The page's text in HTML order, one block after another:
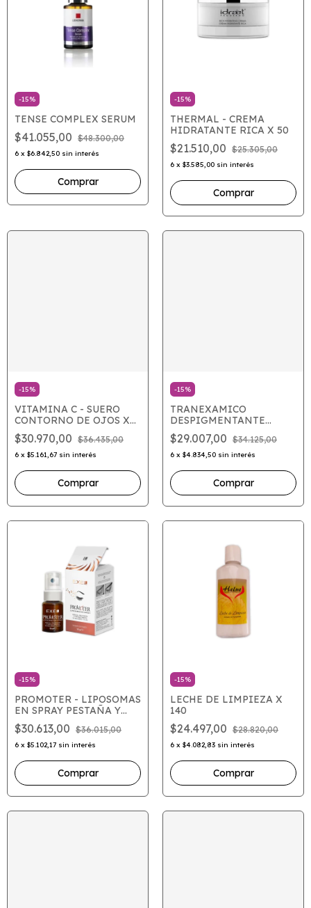
-15%
TENSE COMPLEX SERUM
$41.055,00 $48.300,00
6 x $6.842,50 sin interés
-15%
THERMAL - CREMA
HIDRATANTE RICA X 50
$21.510,00 $25.305,00
6 x $3.585,00 sin interés
-15%
VITAMINA C - SUERO
CONTORNO DE OJOS X
15
$30.970,00 $36.435,00
6 x $5.161,67 sin interés
-15%
TRANEXAMICO
DESPIGMENTANTE
FORMULA X 50
$29.007,00 $34.125,00
6 x $4.834,50 sin interés
-15%
PROMOTER - LIPOSOMAS
EN SPRAY PESTAÑA Y
CEJAS X 15
$30.613,00 $36.015,00
6 x $5.102,17 sin interés
-15%
LECHE DE LIMPIEZA X
140
$24.497,00 $28.820,00
6 x $4.082,83 sin interés